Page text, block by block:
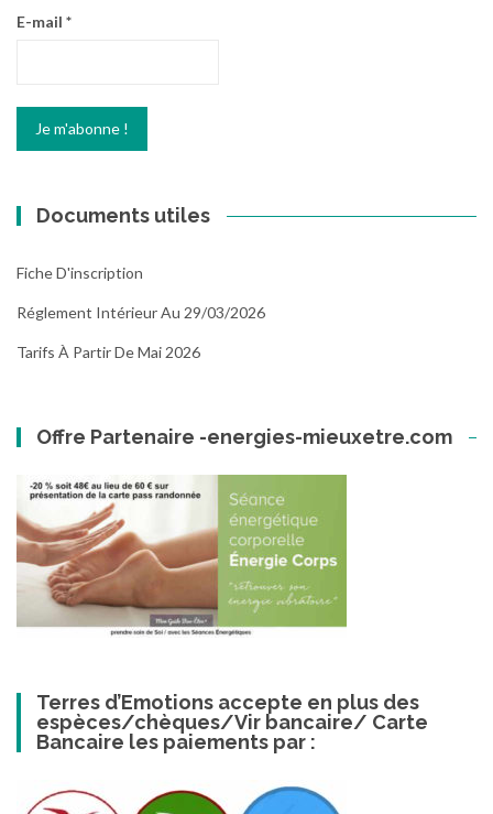
E-mail *
Documents utiles
Fiche D'inscription
Réglement Intérieur Au 29/03/2026
Tarifs À Partir De Mai 2026
Offre Partenaire -energies-mieuxetre.com
Terres d’Emotions accepte en plus des
espèces/chèques/Vir bancaire/ Carte
Bancaire les paiements par :